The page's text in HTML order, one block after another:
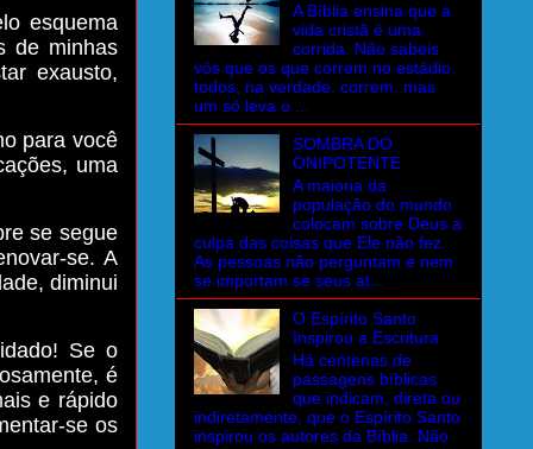
esquema
de minhas
exausto,
para você
uma
se segue
se. A
diminui
Se o
é
e rápido
se os
A Bíblia ensina que a
vida cristã é uma
corrida. Não sabeis
vós que os que correm no estádio,
todos, na verdade, correm, mas
um só leva o ...
SOMBRA DO
ONIPOTENTE
A maioria da
população do mundo
colocam sobre Deus a
culpa das coisas que Ele não fez.
As pessoas não perguntam e nem
se importam se seus at...
O Espírito Santo
Inspirou a Escritura
Há centenas de
passagens bíblicas
que indicam, direta ou
indiretamente, que o Espírito Santo
inspirou os autores da Bíblia. Não